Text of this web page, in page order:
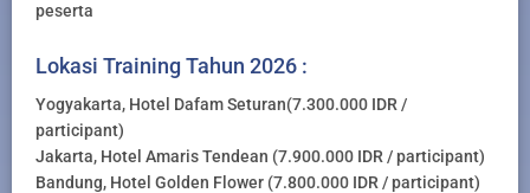
peserta
Lokasi Training Tahun 2026 :
Yogyakarta, Hotel Dafam Seturan(7.300.000 IDR /
participant)
Jakarta, Hotel Amaris Tendean (7.900.000 IDR / participant)
Bandung, Hotel Golden Flower (7.800.000 IDR / participant)